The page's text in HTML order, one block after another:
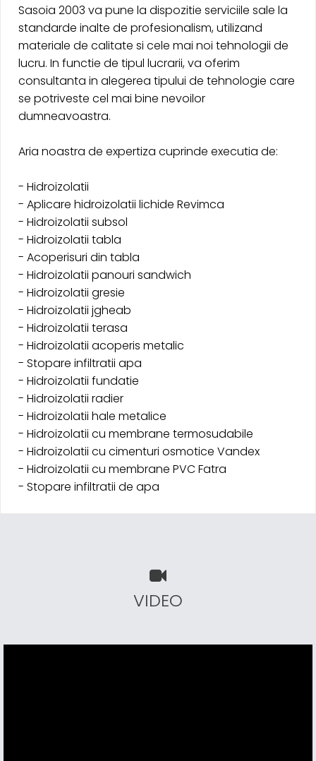
Sasoia 2003 va pune la dispozitie serviciile sale la
standarde inalte de profesionalism, utilizand
materiale de calitate si cele mai noi tehnologii de
lucru. In functie de tipul lucrarii, va oferim
consultanta in alegerea tipului de tehnologie care
se potriveste cel mai bine nevoilor
dumneavoastra.
Aria noastra de expertiza cuprinde executia de:
- Hidroizolatii
- Aplicare hidroizolatii lichide Revimca
- Hidroizolatii subsol
- Hidroizolatii tabla
- Acoperisuri din tabla
- Hidroizolatii panouri sandwich
- Hidroizolatii gresie
- Hidroizolatii jgheab
- Hidroizolatii terasa
- Hidroizolatii acoperis metalic
- Stopare infiltratii apa
- Hidroizolatii fundatie
- Hidroizolatii radier
- Hidroizolatii hale metalice
- Hidroizolatii cu membrane termosudabile
- Hidroizolatii cu cimenturi osmotice Vandex
- Hidroizolatii cu membrane PVC Fatra
- Stopare infiltratii de apa
VIDEO